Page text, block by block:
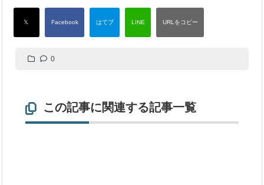
0
この記事に関連する記事一覧